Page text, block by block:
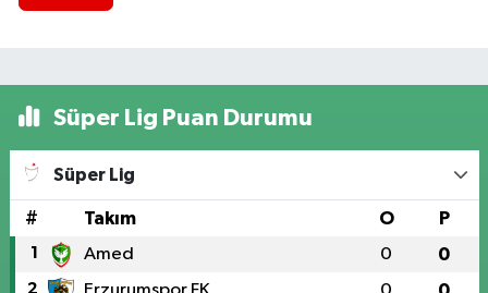
Süper Lig Puan Durumu
Süper Lig
# Takım O P
1 Amed 0 0
2